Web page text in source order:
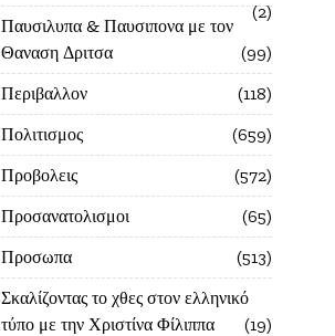
2
Παυσιλυπα & Παυσιπονα με τον
Θαναση Δριτσα
99
Περιβαλλον
118
Πολιτισμος
659
Προβολεις
572
Προσανατολισμοι
65
Προσωπα
513
Σκαλίζοντας το χθες στον ελληνικό
τύπο με την Χριστίνα Φίλιππα
19